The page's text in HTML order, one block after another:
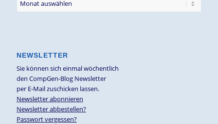
NEWSLETTER
Sie können sich einmal wöchentlich
den CompGen-Blog Newsletter
per E-Mail zuschicken lassen.
Newsletter abonnieren
Newsletter abbestellen?
Passwort vergessen?